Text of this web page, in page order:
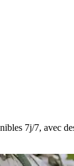
7j/7, avec